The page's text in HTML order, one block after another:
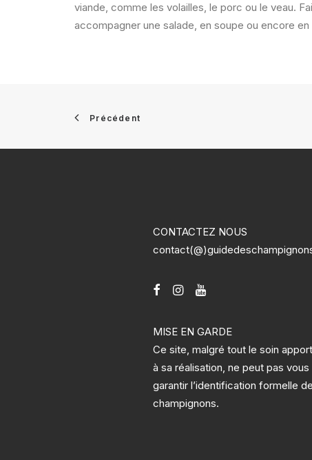
viande, comme les volailles, le porc ou le veau.
accompagner une salade, en soupe ou encore en
Précédent
CONTACTEZ NOUS
MISE EN GARDE
Ce site, malgré tout le soin
à sa réalisation, ne peut pas vous
garantir l’identification formelle
champignons.